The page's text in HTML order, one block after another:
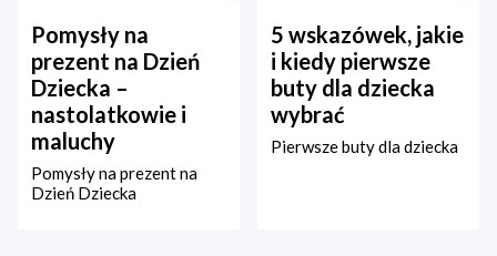
Pomysły na
prezent na Dzień
Dziecka –
nastolatkowie i
maluchy
Pomysły na prezent na
Dzień Dziecka
5 wskazówek, jakie
i kiedy pierwsze
buty dla dziecka
wybrać
Pierwsze buty dla dziecka